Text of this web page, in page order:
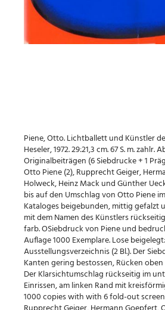
Piene, Otto. Lichtballett und Künstler
Heseler, 1972. 29:21,3 cm. 67 S. m. zahlr.
Originalbeiträgen (6 Siebdrucke + 1
Otto Piene (2), Rupprecht Geiger,
Holweck, Heinz Mack und Günther
bis auf den Umschlag von Otto Piene
Kataloges beigebunden, mittig gefalzt
mit dem Namen des Künstlers
farb. OSiebdruck von Piene und
Auflage 1000 Exemplare. Lose
Ausstellungsverzeichnis (2 Bl.). Der
Kanten gering bestossen, Rücken
Der Klarsichtumschlag rückseitig im
Einrissen, am linken Rand mit
1000 copies with with 6 fold-out